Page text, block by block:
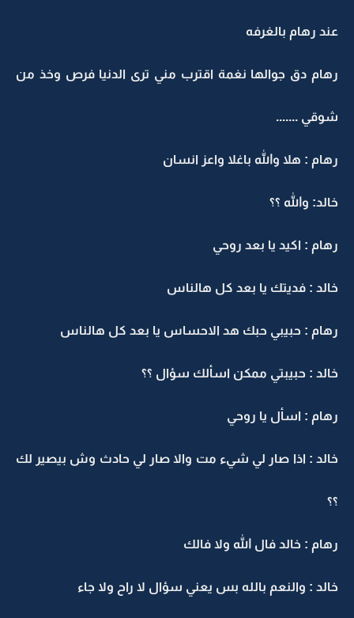
رهام بالغرفه
دق جوالها نغمة اقترب مني ترى الدنيا فرص وخذ من
.......
: هلا والله باغلا واعز انسان
والله ؟؟
: اكيد يا بعد روحي
: فديتك يا بعد كل هالناس
: حبيبي حبك هد الاحساس يا بعد كل هالناس
: حبيبتي ممكن اسألك سؤال ؟؟
: اسأل يا روحي
: اذا صار لي شيء مت والا صار لي حادث وش بيصير لك
: خالد فال الله ولا فالك
: والنعم بالله بس يعني سؤال لا راح ولا جاء